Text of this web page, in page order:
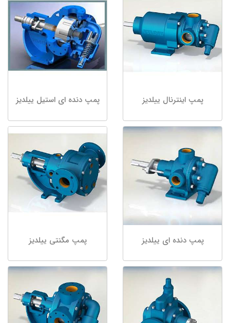
پمپ اینترنال ییلدیز پمپ دنده ای استیل ییلدیز
پمپ دنده ای ییلدیز پمپ مگنتی ییلدیز